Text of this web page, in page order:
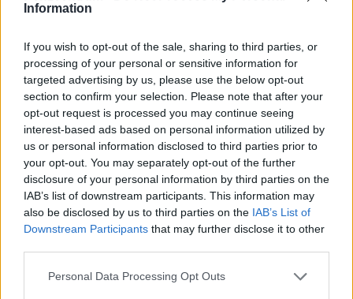
Information
If you wish to opt-out of the sale, sharing to third parties, or
processing of your personal or sensitive information for
targeted advertising by us, please use the below opt-out
section to confirm your selection. Please note that after your
opt-out request is processed you may continue seeing
interest-based ads based on personal information utilized by
us or personal information disclosed to third parties prior to
your opt-out. You may separately opt-out of the further
disclosure of your personal information by third parties on the
IAB’s list of downstream participants. This information may
also be disclosed by us to third parties on the IAB’s List of
Downstream Participants that may further disclose it to other
Personal Data Processing Opt Outs
Nem elég mélyen a zsebbe nyúlni:
magyar férfiaknak erre a műtétre
Magyarországon a vazektómia továbbra sem könnyen
elérhető fogamzásgátló megoldás: családtervezési célból
csak szigorú feltételek teljesülése esetén végezhető el.